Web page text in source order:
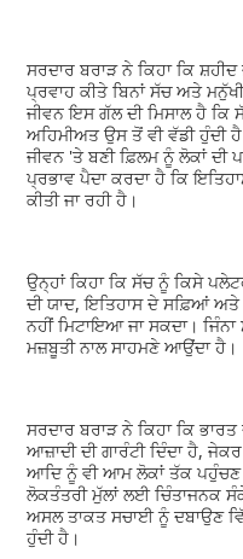
ਸਰਦਾਰ ਬਰਾੜ ਨੇ ਕਿਹਾ ਕਿ
ਪ੍ਰਵਾਹ ਕੀਤੇ ਬਿਨਾਂ ਸੱਚ ਅਤੇ
ਜੀਵਨ ਇਸ ਗੱਲ ਦੀ ਮਿਸਾਲ ਹੈ ਕਿ
ਅਹਿਮੀਅਤ ਉਸ ਤੋਂ ਵੀ ਵੱਡੀ ਹੁੰਦੀ
ਜੀਵਨ 'ਤੇ ਬਣੀ ਫ਼ਿਲਮ ਨੂੰ ਲੋਕਾਂ
ਪ੍ਰਭਾਵ ਪੈਦਾ ਕਰਦਾ ਹੈ ਕਿ
ਕੀਤੀ ਜਾ ਰਹੀ ਹੈ।
ਉਨ੍ਹਾਂ ਕਿਹਾ ਕਿ ਸੱਚ ਨੂੰ ਕਿਸੇ
ਦੀ ਯਾਦ, ਇਤਿਹਾਸ ਦੇ ਸਫ਼ਿਆਂ
ਨਹੀਂ ਮਿਟਾਇਆ ਜਾ ਸਕਦਾ।
ਮਜ਼ਬੂਤੀ ਨਾਲ ਸਾਹਮਣੇ ਆਉਂਦਾ ਹੈ।
ਸਰਦਾਰ ਬਰਾੜ ਨੇ ਕਿਹਾ ਕਿ ਭਾਰਤ
ਆਜ਼ਾਦੀ ਦੀ ਗਾਰੰਟੀ ਦਿੰਦਾ ਹੈ,
ਆਦਿ ਨੂੰ ਵੀ ਆਮ ਲੋਕਾਂ ਤੱਕ
ਲੋਕਤੰਤਰੀ ਮੁੱਲਾਂ ਲਈ ਚਿੰਤਾਜਨਕ
ਅਸਲ ਤਾਕਤ ਸਚਾਈ ਨੂੰ ਦਬਾਉਣ
ਹੁੰਦੀ ਹੈ।